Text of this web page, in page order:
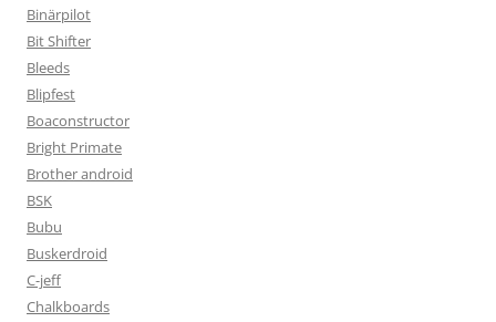
Binärpilot
Bit Shifter
Bleeds
Blipfest
Boaconstructor
Bright Primate
Brother android
BSK
Bubu
Buskerdroid
C-jeff
Chalkboards